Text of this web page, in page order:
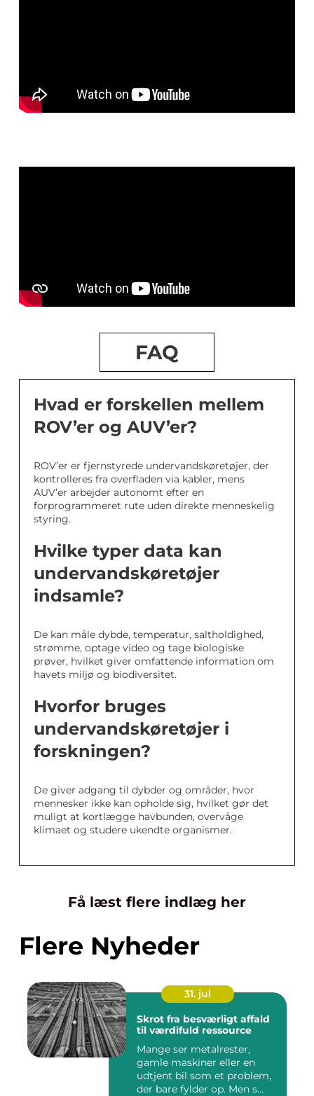
FAQ
Hvad er forskellen mellem
ROV’er og AUV’er?
ROV’er er fjernstyrede undervandskøretøjer, der
kontrolleres fra overfladen via kabler, mens
AUV’er arbejder autonomt efter en
forprogrammeret rute uden direkte menneskelig
styring.
Hvilke typer data kan
undervandskøretøjer
indsamle?
De kan måle dybde, temperatur, saltholdighed,
strømme, optage video og tage biologiske
prøver, hvilket giver omfattende information om
havets miljø og biodiversitet.
Hvorfor bruges
undervandskøretøjer i
forskningen?
De giver adgang til dybder og områder, hvor
mennesker ikke kan opholde sig, hvilket gør det
muligt at kortlægge havbunden, overvåge
klimaet og studere ukendte organismer.
Få læst flere indlæg her
Flere Nyheder
31. jul
Skrot fra besværligt affald
til værdifuld ressource
Mange ser metalrester,
gamle maskiner eller en
udtjent bil som et problem,
der bare fylder op. Men s...